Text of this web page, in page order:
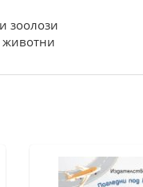
зоолози
животни